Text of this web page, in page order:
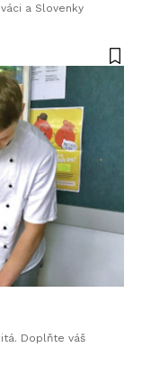
a Slovenky
Doplňte váš